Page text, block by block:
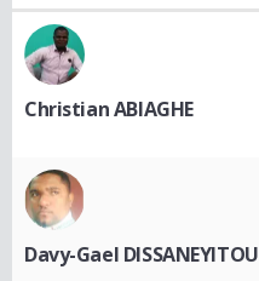
Christian ABIAGHE
Davy-Gael DISSANEYITOU